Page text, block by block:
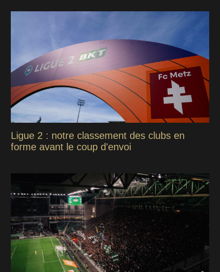
Ligue 2 : notre classement des clubs en
forme avant le coup d'envoi